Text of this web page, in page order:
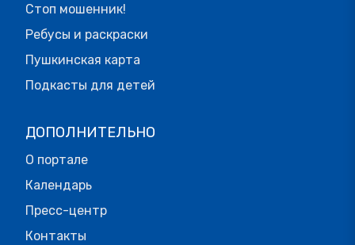
Стоп мошенник!
Ребусы и раскраски
Пушкинская карта
Подкасты для детей
ДОПОЛНИТЕЛЬНО
О портале
Календарь
Пресс-центр
Контакты